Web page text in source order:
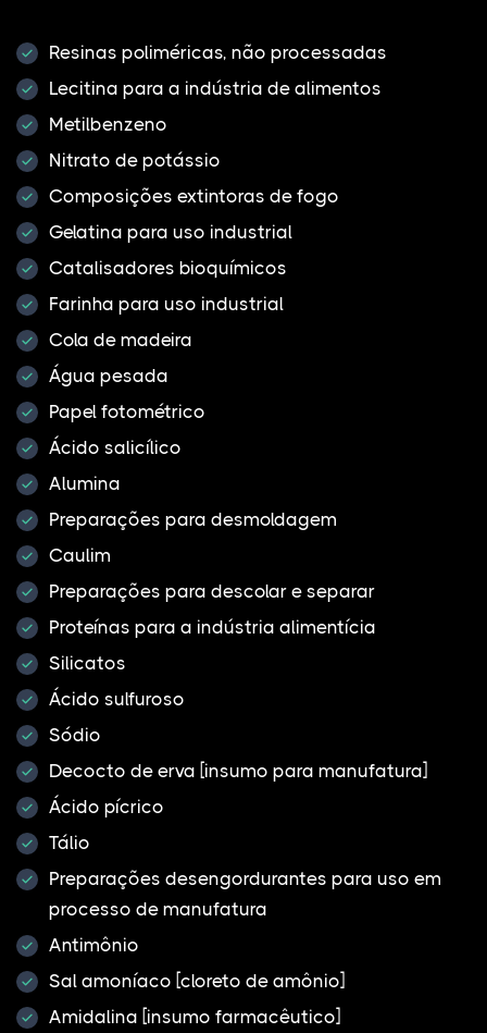
Resinas poliméricas, não processadas
Lecitina para a indústria de alimentos
Metilbenzeno
Nitrato de potássio
Composições extintoras de fogo
Gelatina para uso industrial
Catalisadores bioquímicos
Farinha para uso industrial
Cola de madeira
Água pesada
Papel fotométrico
Ácido salicílico
Alumina
Preparações para desmoldagem
Caulim
Preparações para descolar e separar
Proteínas para a indústria alimentícia
Silicatos
Ácido sulfuroso
Sódio
Decocto de erva [insumo para manufatura]
Ácido pícrico
Tálio
Preparações desengordurantes para uso em
processo de manufatura
Antimônio
Sal amoníaco [cloreto de amônio]
Amidalina [insumo farmacêutico]